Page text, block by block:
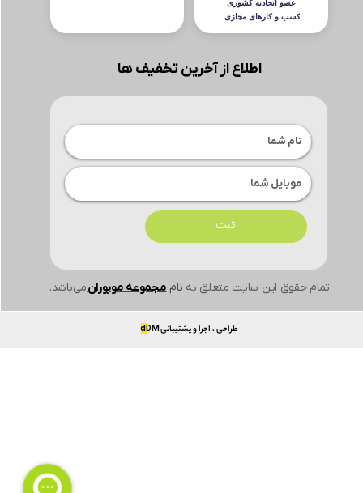
تمام حقوق این سایت متعلق به ناممجموعه موبورانمی‌باشد.
اطلاع از آخرین تخفیف ها
ثبت
طراحی ، اجرا و پشتیبانی dDM